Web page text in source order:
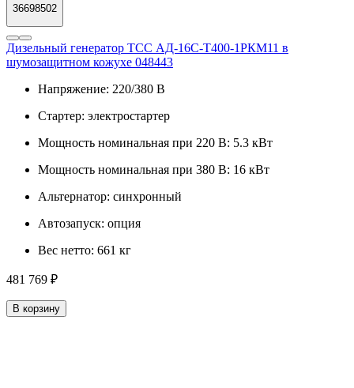
36698502
Дизельный генератор ТСС АД-16С-Т400-1РКМ11 в
шумозащитном кожухе 048443
Напряжение: 220/380 В
Стартер: электростартер
Мощность номинальная при 220 В: 5.3 кВт
Мощность номинальная при 380 В: 16 кВт
Альтернатор: синхронный
Автозапуск: опция
Вес нетто: 661 кг
481 769 ₽
В корзину